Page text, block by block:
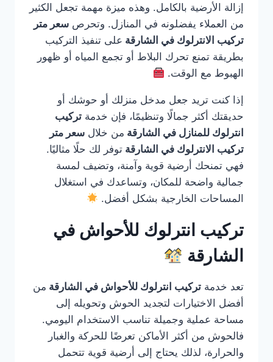
إزالة الأرضية بالكامل. وهذه ميزة مهمة تجعل الكثير
من العملاء يفضلونه في المنازل. وتحرص سعر متر
تركيب الانترلوك في الشارقة على تنفيذ التركيب
بطريقة تمنع تحرك البلاط أو تجمع المياه أو ظهور
الهبوط مع الوقت.
إذا كنت تريد جعل مدخل منزلك أو حوشك أو
حديقتك أكثر جمالًا وتنظيمًا، فإن خدمة تركيب
انترلوك للمنازل في الشارقة من خلال سعر متر
تركيب الانترلوك في الشارقة توفر لك حلًا مثاليًا.
فهي تمنحك أرضية قوية وآمنة، وتضيف لمسة
جمالية واضحة للمكان، وتساعدك في استغلال
المساحات الخارجية بشكل أفضل.
تركيب انترلوك للأحواش في
الشارقة
تعد خدمة تركيب انترلوك للأحواش في الشارقة من
أفضل الاختيارات لتجديد الحوش وتحويله إلى
مساحة عملية وجميلة تناسب الاستخدام اليومي.
فالحوش من أكثر الأماكن تعرضًا للحركة والغبار
والحرارة، لذلك يحتاج إلى أرضية قوية تتحمل